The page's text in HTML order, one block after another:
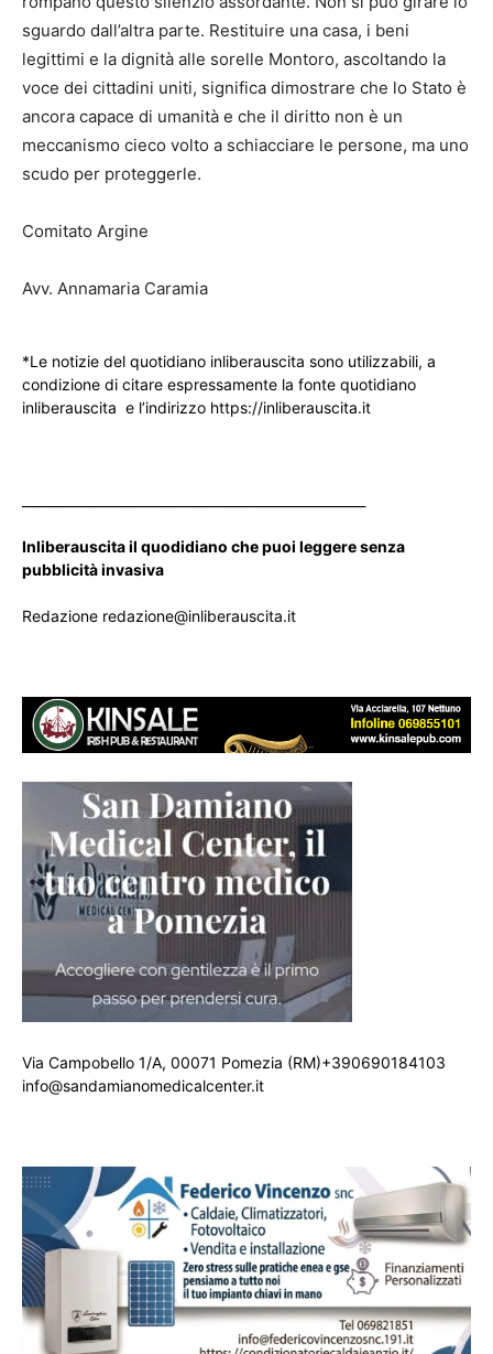
sguardo dall’altra parte. Restituire una casa, i beni
legittimi e la dignità alle sorelle Montoro, ascoltando la
voce dei cittadini uniti, significa dimostrare che lo Stato è
ancora capace di umanità e che il diritto non è un
meccanismo cieco volto a schiacciare le persone, ma uno
scudo per proteggerle.
Comitato Argine
Avv. Annamaria Caramia
*Le notizie del quotidiano inliberauscita sono utilizzabili, a
condizione di citare espressamente la fonte quotidiano
inliberauscita e l’indirizzo https://inliberauscita.it
Inliberauscita il quodidiano che puoi leggere senza
pubblicità invasiva
Redazione redazione@inliberauscita.it
Via Campobello 1/A, 00071 Pomezia (RM)+390690184103
info@sandamianomedicalcenter.it